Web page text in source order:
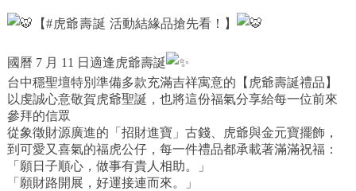
【#虎爺壽誕 活動結緣品搶先看！】
國曆 7 月 11 日適逢虎爺壽誕
台中穩聖壇特別準備多款充滿吉祥寓意的【虎爺壽誕禮品】
以虔誠心意敬賀虎爺聖誕，也將這份福氣分享給每一位前來
參拜的信眾
從象徵財源廣進的「招財進寶」古錢、虎爺與金元寶擺飾，
到可愛又喜氣的福虎公仔，每一件禮品都承載著滿滿祝福：
「願日子順心，做事有貴人相助。」
「願財路開展，好運接連而來。」